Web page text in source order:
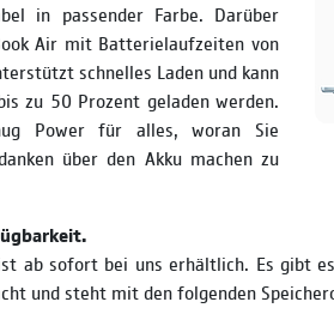
in passender Farbe. Darüber
Air mit Batterielaufzeiten von
schnelles Laden und kann
zu 50 Prozent geladen werden.
Power für alles, woran Sie
über den Akku machen zu
ab sofort bei uns erhältlich. Es gibt
und steht mit den folgenden